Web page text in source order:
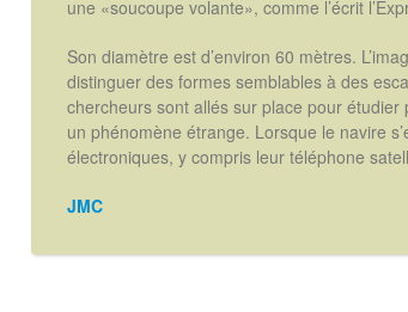
une «soucoupe volante», comme l’écrit
Son diamètre est d’environ 60 mètres.
distinguer des formes semblables à des
chercheurs sont allés sur place pour
un phénomène étrange. Lorsque le navire
électroniques, y compris leur téléphone
JMC